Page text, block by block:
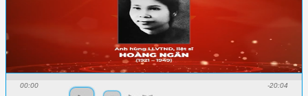
00:00 -20:04